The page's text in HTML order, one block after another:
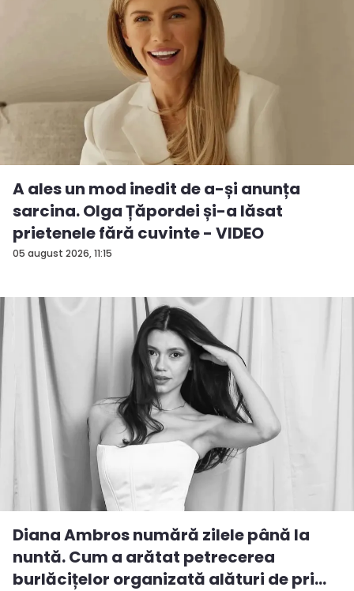
05 august 2026, 11:15
A ales un mod inedit de a-și anunța
sarcina. Olga Țăpordei și-a lăsat
prietenele fără cuvinte - VIDEO
Diana Ambros numără zilele până la
nuntă. Cum a arătat petrecerea
burlăcițelor organizată alături de pri...